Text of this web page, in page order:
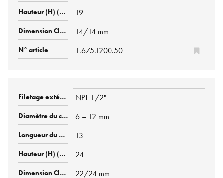
19
14/14 mm
1.675.1200.50
NPT 1/2"
6 – 12 mm
13
24
22/24 mm